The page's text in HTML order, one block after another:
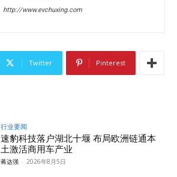
http://www.evchuxing.com
Twitter Pinterest
行业要闻
速豹科技落户湖北十堰 布局欧洲链通本
土激活商用车产业
蒋达强 - 2026年8月5日